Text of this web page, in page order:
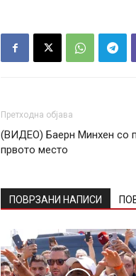
Претходна објава
(ВИДЕО) Баерн Минхен со
првото место
ПОВРЗАНИ НАПИСИ